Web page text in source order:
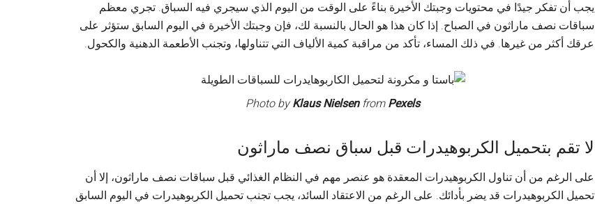
يجب أن تفكر جيدًا في محتويات وجبتك الأخيرة بناءً على الوقت من اليوم الذي سيجري فيه السباق. تجري معظم
سباقات نصف ماراثون في الصباح. إذا كان هذا هو الحال بالنسبة لك، فإن وجبتك الأخيرة في اليوم السابق ستؤثر على
عرقك أكثر من غيرها. في ذلك المساء، تأكد من مراقبة كمية الألياف التي تتناولها، وتجنب الأطعمة الدهنية والكحول.
Photo byKlaus Nielsenfrom Pexels
لا تقم بتحميل الكربوهيدرات قبل سباق نصف ماراثون
على الرغم من أن تناول الكربوهيدرات المعقدة هو عنصر مهم في النظام الغذائي قبل سباقات نصف ماراثون، إلا أن
تحميل الكربوهيدرات قد يضر بأدائك. على الرغم من الاعتقاد السائد، يجب تجنب تحميل الكربوهيدرات في اليوم السابق